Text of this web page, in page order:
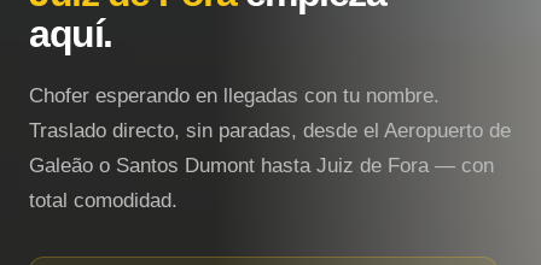
aquí.
Chofer esperando en llegadas con tu nombre.
Traslado directo, sin paradas, desde el Aeropuerto de
Galeão o Santos Dumont hasta Juiz de Fora — con
total comodidad.